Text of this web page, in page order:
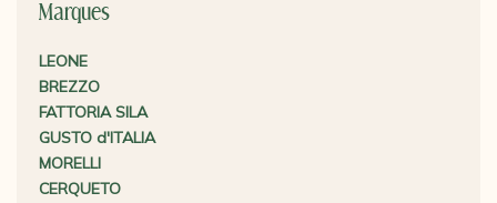
Marques
LEONE
BREZZO
FATTORIA SILA
GUSTO d'ITALIA
MORELLI
CERQUETO